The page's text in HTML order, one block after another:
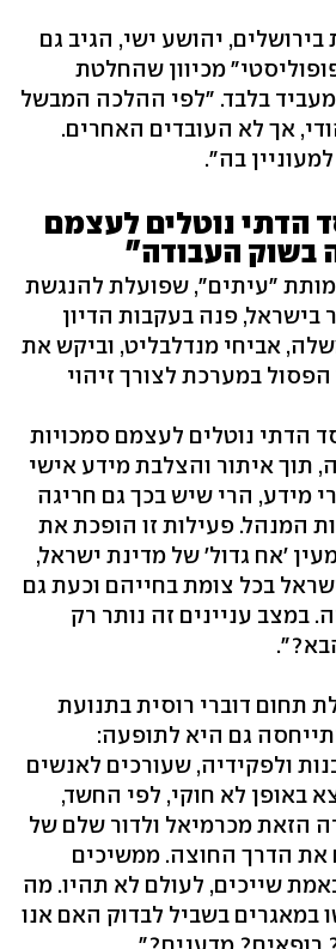
יהושע ישי, הגיב גם
מכיוון שהחלטת
בלבד. "לפי ההלכה המבשל
אך לא העובדים האחרים.
בה".
הדתי נוטלים לעצמם
בשוק העבודה"
"עיתים", שפועלת להנגשת
בישראל, פנה בעקבות הדיון
אביחי מנדלבליט, וביקש את
במערכת לצורך זיהוי
הדתי נוטלים לעצמם סמכויות
תוך איתור והצלבת מידע אישי
מידע, הרי שיש בכך גם חריגה
המנהל. פעילות זו הופכת את
'אח גדול' של מדינת ישראל,
בכל צומת בחייהם וכעת גם
במצב עניינים זה נותר רק
תחום דוברי רוסית בתנועת
גם היא לתופעה:
ולפקידיה, שעורכים לאנשים
באופן לא חוקי, לפי החשד,
הזאת מכרמיאל ולדור שלם של
את הדרך החוצה. ממשיכים
שייכים, לעולם לא תהיו. מה
בשביל לבדוק האם אנו